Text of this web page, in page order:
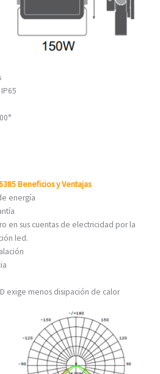
IP65
Beneficios y Ventajas
energía
en sus cuentas de electricidad por la
led.
exige menos disipación de calor